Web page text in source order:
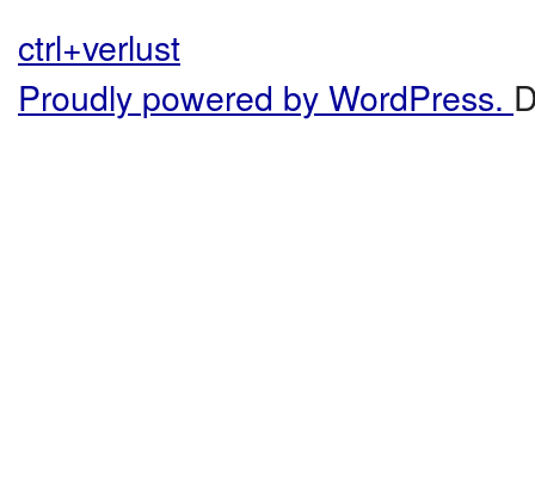
ctrl+verlust
Proudly powered by WordPress.